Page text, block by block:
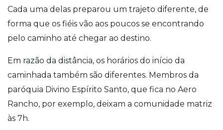
Cada uma delas preparou um trajeto diferente, de
forma que os fiéis vão aos poucos se encontrando
pelo caminho até chegar ao destino.
Em razão da distância, os horários do início da
caminhada também são diferentes. Membros da
paróquia Divino Espírito Santo, que fica no Aero
Rancho, por exemplo, deixam a comunidade matriz
às 7h.